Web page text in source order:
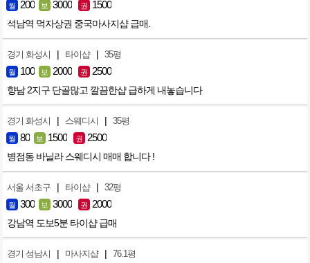
월 200 보 3000 권 1500
석남역 먹자상권 중국마사지샵 급매.
경기 화성시 | 타이샵 | 35평
월 100 보 2000 권 2500
향남 2지구 단골많고 깔끔한샵 급하게 내놓습니다
경기 화성시 | 스웨디시 | 35평
월 80 보 1500 권 2500
병점동 바닐라 스웨디시 매매 합니다 !
서울 서초구 | 타이샵 | 32평
월 300 보 3000 권 2000
강남역 도보5분 타이샵 급매
경기 성남시 | 마사지샵 | 76.1평